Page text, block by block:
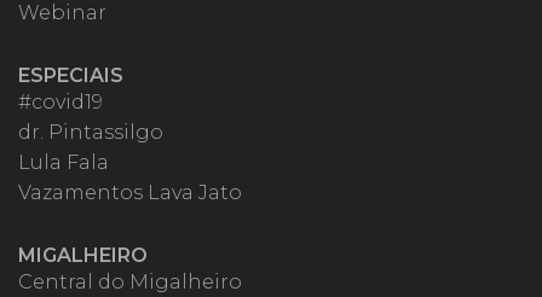
Webinar
ESPECIAIS
#covid19
dr. Pintassilgo
Lula Fala
Vazamentos Lava Jato
MIGALHEIRO
Central do Migalheiro